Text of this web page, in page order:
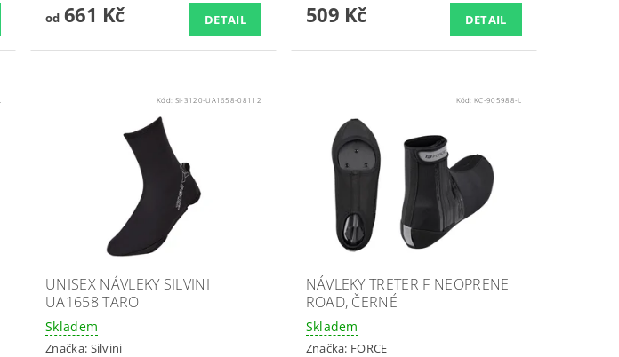
od661 Kč DETAIL 509 Kč DETAIL
Kód: SI-3120-UA1658-08112
UNISEX NÁVLEKY SILVINI
UA1658 TARO
Skladem
Značka: Silvini
Kód:KC-905988-L
NÁVLEKY TRETER F NEOPRENE
ROAD, ČERNÉ
Skladem
Značka: FORCE